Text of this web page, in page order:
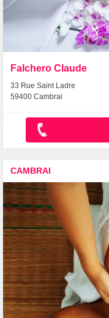
Falchero Claude
33 Rue Saint Ladre
59400 Cambrai
CAMBRAI